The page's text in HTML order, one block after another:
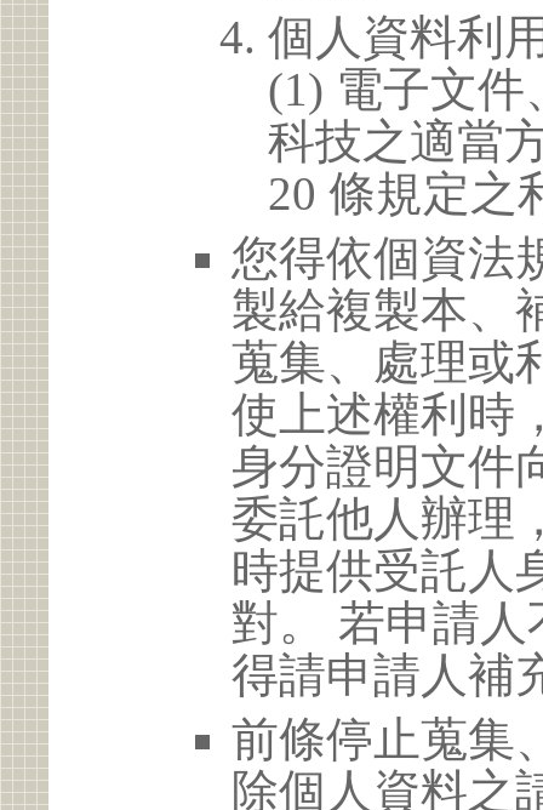
個人資料利
(1) 電子文
科技之適當
20 條規定之
您得依個資法
製給複製本、
蒐集、處理或
使上述權利時
身分證明文件
委託他人辦理
時提供受託人
對。 若申請
得請申請人補
前條停止蒐集
除個人資料之